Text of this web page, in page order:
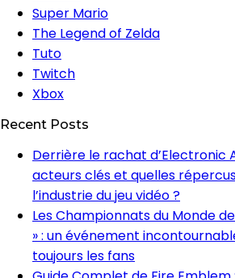
Super Mario
The Legend of Zelda
Tuto
Twitch
Xbox
Recent Posts
Derrière le rachat d’Electronic
acteurs clés et quelles
l’industrie du jeu vidéo ?
Les Championnats du Monde
» : un événement
toujours les fans